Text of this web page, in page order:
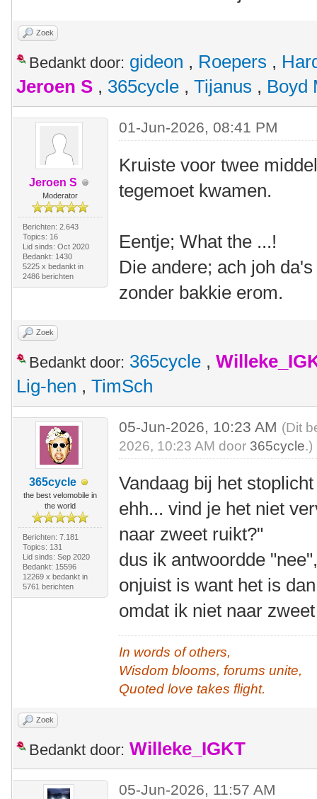
Zoek
Bedankt door: gideon , Roepers ,
Jeroen S , 365cycle , Tijanus , Boyd
Jeroen S
Moderator
Berichten: 2.643
Topics: 16
Lid sinds: Oct 2020
Bedankt: 1430
5225 x bedankt in
2486 berichten
01-Jun-2026, 08:41 PM
Kruiste voor twee
tegemoet kwamen.
Eentje; What the ...!
Die andere; ach joh
zonder bakkie erom.
Zoek
Bedankt door: 365cycle ,
Lig-hen , TimSch
365cycle
the best velomobile in
the world
Berichten: 7.181
Topics: 131
Lid sinds: Sep 2020
Bedankt: 15596
12269 x bedankt in
5761 berichten
05-Jun-2026, 10:23 AM (Dit
2026, 10:23 AM door 365cycle.)
Vandaag bij het
ehh... vind je het niet
naar zweet ruikt?"
dus ik antwoordde
onjuist is want het is
omdat ik niet naar
In words of others,
Wisdom blooms, forums unite,
Quoted love takes flight.
Zoek
Bedankt door: Willeke_IGKT
05-Jun-2026, 11:57 AM